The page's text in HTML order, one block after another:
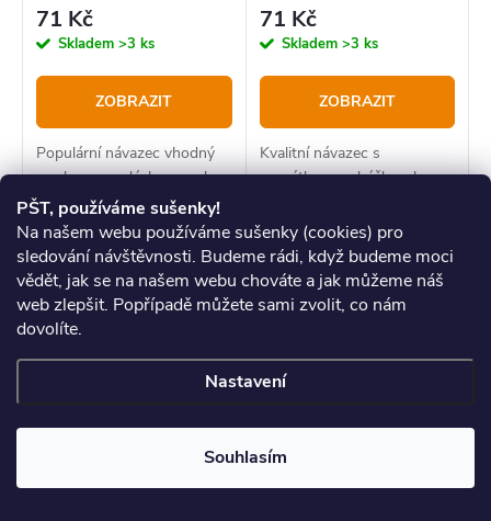
PŠT, používáme sušenky!
Na našem webu používáme sušenky (cookies) pro
sledování návštěvnosti. Budeme rádi, když budeme moci
vědět, jak se na našem webu chováte a jak můžeme náš
web zlepšit. Popřípadě můžete sami zvolit, co nám
dovolíte.
Nastavení
Souhlasím
71 Kč
Skladem >3 ks
ZOBRAZIT
Populární návazec vhodný
pro lov ve vodách s mnoha
vázkami a překážkami,
jelikož má více chráněný
hrot háčku
71 Kč
Skladem >3 ks
ZOBRAZIT
Kvalitní návazec s
rovnátkem na háčku, aby se
Curved Shank
Delphin Háček BOMB!
ZanderPoint